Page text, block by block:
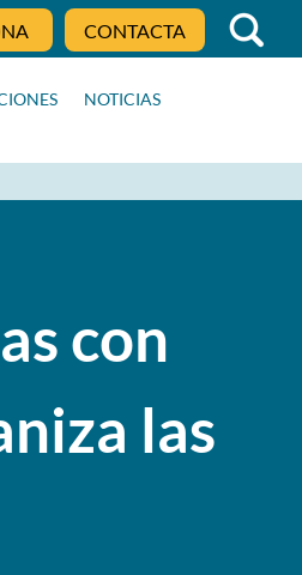
CONTACTA
NOTICIAS
con
las